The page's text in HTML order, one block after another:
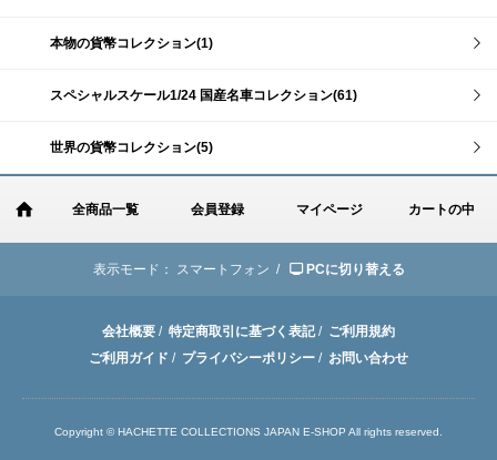
本物の貨幣コレクション(1)
スペシャルスケール1/24 国産名車コレクション(61)
世界の貨幣コレクション(5)
全商品一覧 会員登録 マイページ カートの中
表示モード： スマートフォン / PCに切り替える
会社概要 / 特定商取引に基づく表記/ ご利用規約
ご利用ガイド / プライバシーポリシー / お問い合わせ
Copyright © HACHETTE COLLECTIONS JAPAN E-SHOP All rights reserved.